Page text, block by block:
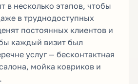
в несколько этапов, чтобы
в труднодоступных
постоянных клиентов и
каждый визит был
услуг — бесконтактная
мойка ковриков и